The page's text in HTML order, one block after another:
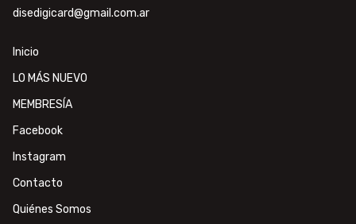
disedigicard@gmail.com.ar
Inicio
LO MÁS NUEVO
MEMBRESÍA
Facebook
Instagram
Contacto
Quiénes Somos